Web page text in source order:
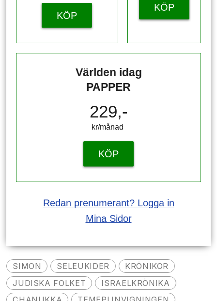
KÖP
KÖP
Världen idag
PAPPER
229,-
kr/månad ​​​​​​
KÖP
Redan prenumerant? Logga in
Mina Sidor
SIMON SELEUKIDER
KRÖNIKOR
JUDISKA FOLKET
ISRAELKRÖNIKA